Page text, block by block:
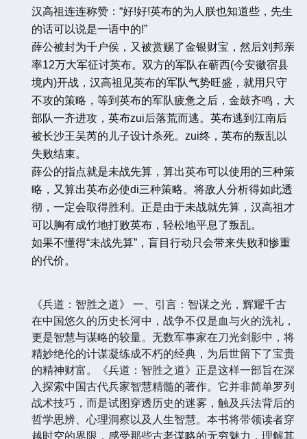
汉高祖连连称赞：“好!好!英布的为人朕也知道些，先生
的话可以说是一语中的!”
薛公被封为千户侯，又被赏赐了金银财宝，然后刘邦亲
率12万大军征讨英布。双方的军队在蕲西(今安徽宿县
境内)开战，汉高祖见英布的军队气势旺盛，就用只守
不攻的策略，等到英布的军队疲惫之后，金鼓齐鸣，大
部队一齐进攻，英布zui后落荒而逃。英布逃到江南后
被长沙王吴芮的儿子设计杀死。zui终，英布的叛乱以
失败结束。
薛公的指点就是未战先算，算出英布可以使用的三种策
略，又算出英布必使di三种策略。将敌人分析得如此透
彻，一定会取得胜利。正是由于未战就先算，汉高祖才
可以胸有成竹地打败英布，轻松地平息了叛乱。
如果不懂得“未战先算”，盲目行动只会带来失败和惨重
的代价。
《兵道：智胜之道》 一、引言：智谋之光，辉耀千古
在中国悠久的历史长河中，战争不仅是血与火的洗礼，
更是智慧与谋略的较量。无数军事家在刀光剑影中，将
精妙绝伦的计谋凝练成不朽的经典，为后世留下了宝贵
的精神财富。《兵道：智胜之道》正是这样一部旨在深
入探索中国古代兵家智慧精髓的著作。它并非简单罗列
战术技巧，而是试图穿透历史的迷雾，触及兵法背后的
哲学思辨、心理洞察以及人生智慧。本书将带领读者穿
越时空的界限，感受那些古老谋略的无穷魅力，理解其